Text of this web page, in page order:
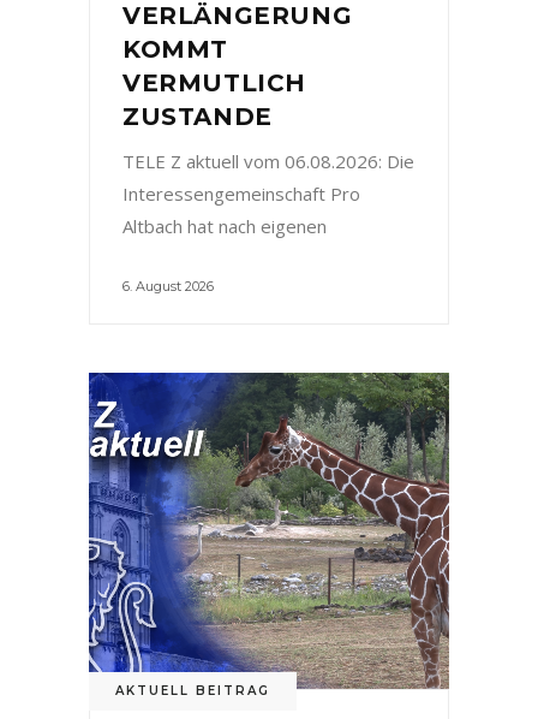
VERLÄNGERUNG
KOMMT
VERMUTLICH
ZUSTANDE
TELE Z aktuell vom 06.08.2026: Die
Interessengemeinschaft Pro
Altbach hat nach eigenen
6. August 2026
AKTUELL BEITRAG